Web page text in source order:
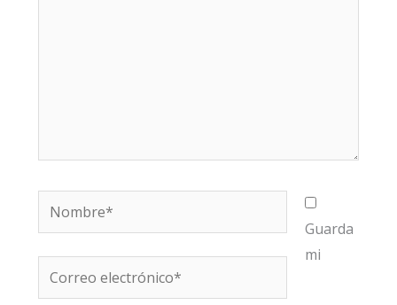
Nombre*
Correo
electrónico*
Guarda
mi